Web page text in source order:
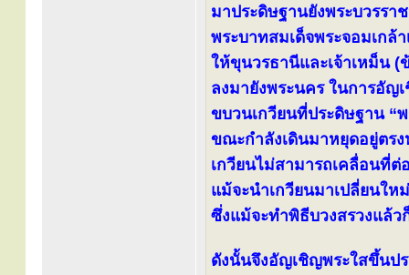
มาประดิษฐานยังพระบวรรา
พระบาทสมเด็จพระจอมเกล้
ให้ขุนวรธานีและเจ้าเหม็น (
ลงมายังพระนคร ในการอัญ
ขบวนเกวียนที่ประดิษฐาน “
ขณะกำลังเดินมาหยุดอยู่ตร
เกวียนไม่สามารถเคลื่อนที่
แม้จะนำเกวียนมาเปลี่ยนให
ซึ่งแม้จะทำพิธีบวงสรวงแล้ว
ดังนั้นจึงอัญเชิญพระใสขึ้นป